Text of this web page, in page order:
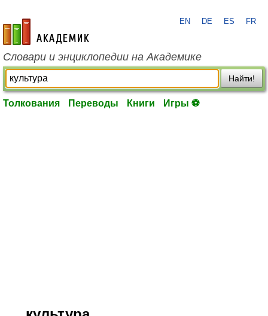
academic.ru
EN DE ES FR
Словари и энциклопедии на Академике
Найти!
Толкования Переводы Книги Игры ⚽